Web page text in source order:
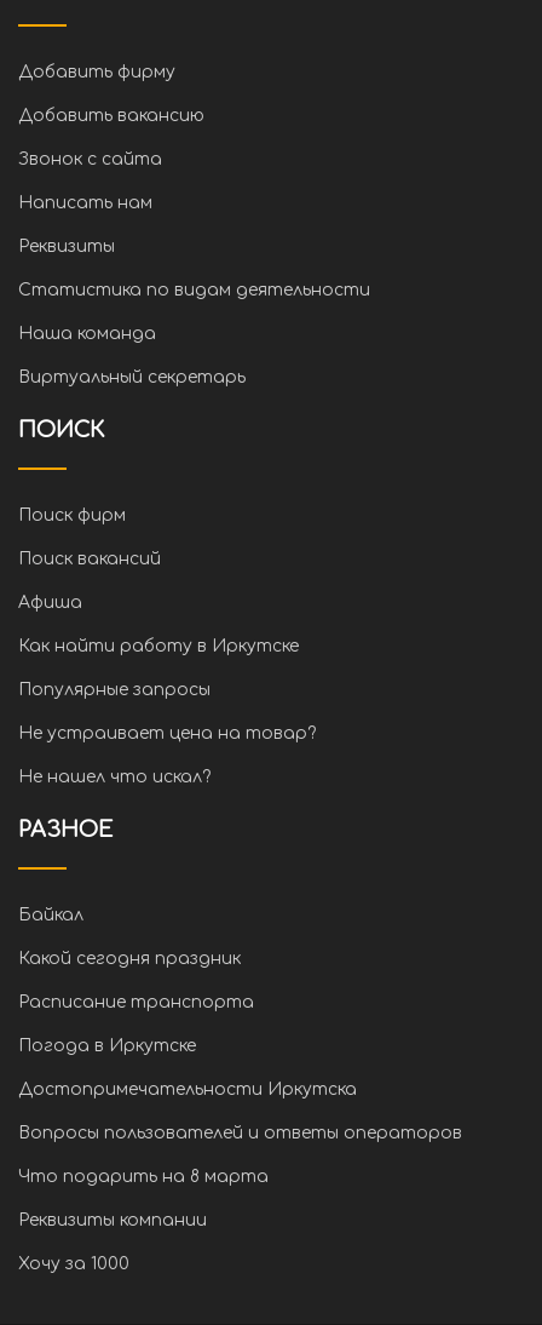
Добавить фирму
Добавить вакансию
Звонок с сайта
Написать нам
Реквизиты
Статистика по видам деятельности
Наша команда
Виртуальный секретарь
ПОИСК
Поиск фирм
Поиск вакансий
Афиша
Как найти работу в Иркутске
Популярные запросы
Не устраивает цена на товар?
Не нашел что искал?
РАЗНОЕ
Байкал
Какой сегодня праздник
Расписание транспорта
Погода в Иркутске
Достопримечательности Иркутска
Вопросы пользователей и ответы операторов
Что подарить на 8 марта
Реквизиты компании
Хочу за 1000